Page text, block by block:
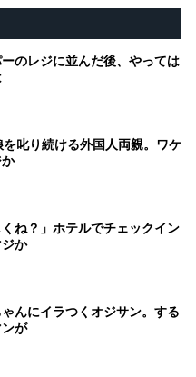
ーのレジに並んだ後、やっては
叱り続ける外国人両親。ワケ
くね？」ホテルでチェックイン
か
んにイラつくオジサン。する
が